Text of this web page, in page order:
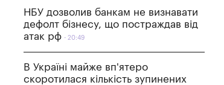
НБУ дозволив банкам не визнавати
дефолт бізнесу, що постраждав від
атак рф
20:49
В Україні майже вп'ятеро
скоротилася кількість зупинених